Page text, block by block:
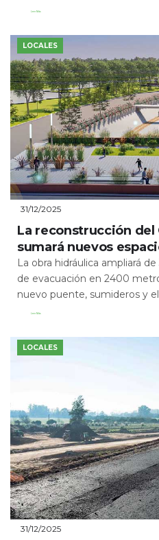
Leer Más
LOCALES
31/12/2025
La reconstrucción del
sumará nuevos
La obra hidráulica ampliará
de evacuación en 2400
nuevo puente, sumideros y
Leer Más
LOCALES
31/12/2025